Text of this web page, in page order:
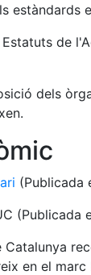
estàndards
de
dels
(Publicada
(Publicada
en el